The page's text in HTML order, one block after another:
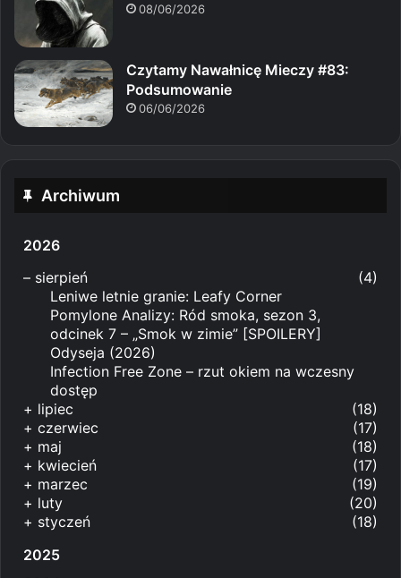
08/06/2026
Czytamy Nawałnicę Mieczy #83:
Podsumowanie
06/06/2026
Archiwum
2026
– sierpień
(4)
Leniwe letnie granie: Leafy Corner
Pomylone Analizy: Ród smoka, sezon 3,
odcinek 7 – „Smok w zimie” [SPOILERY]
Odyseja (2026)
Infection Free Zone – rzut okiem na wczesny
dostęp
+ lipiec
(18)
+ czerwiec
(17)
+ maj
(18)
+ kwiecień
(17)
+ marzec
(19)
+ luty
(20)
+ styczeń
(18)
2025